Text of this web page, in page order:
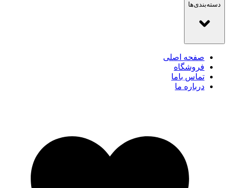
دسته‌بندی‌ها
صفحه اصلی
فروشگاه
تماس باما
درباره ما